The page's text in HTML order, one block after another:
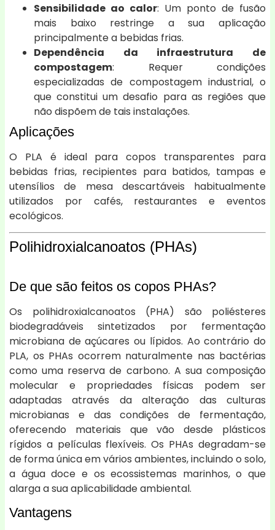
Sensibilidade ao calor: Um ponto de fusão
mais baixo restringe a sua aplicação
principalmente a bebidas frias.
Dependência da infraestrutura de
compostagem: Requer condições
especializadas de compostagem industrial, o
que constitui um desafio para as regiões que
não dispõem de tais instalações.
Aplicações
O PLA é ideal para copos transparentes para
bebidas frias, recipientes para batidos, tampas e
utensílios de mesa descartáveis habitualmente
utilizados por cafés, restaurantes e eventos
ecológicos.
Polihidroxialcanoatos (PHAs)
De que são feitos os copos PHAs?
Os polihidroxialcanoatos (PHA) são poliésteres
biodegradáveis sintetizados por fermentação
microbiana de açúcares ou lípidos. Ao contrário do
PLA, os PHAs ocorrem naturalmente nas bactérias
como uma reserva de carbono. A sua composição
molecular e propriedades físicas podem ser
adaptadas através da alteração das culturas
microbianas e das condições de fermentação,
oferecendo materiais que vão desde plásticos
rígidos a películas flexíveis. Os PHAs degradam-se
de forma única em vários ambientes, incluindo o solo,
a água doce e os ecossistemas marinhos, o que
alarga a sua aplicabilidade ambiental.
Vantagens